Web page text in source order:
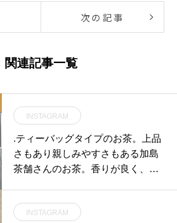
次の記事
関連記事一覧
INSTAGRAM
.ティーバッグタイプのお茶。上品
さもあり親しみやすさもある加島
茶舗さんのお茶。香りが良く、お
るので贈りものにもおすすめで
INSTAGRAM